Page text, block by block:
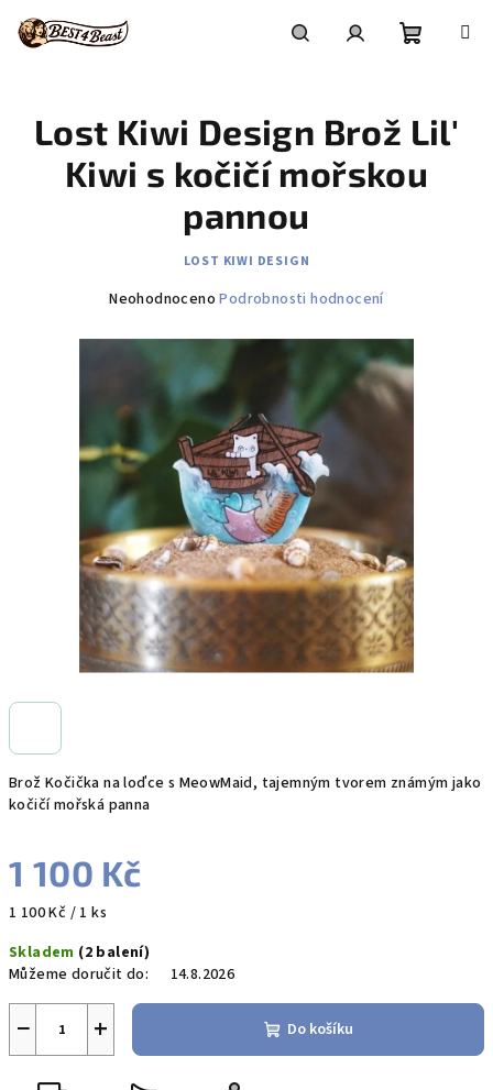
obsah
košík
Brož Kočička na loďce s MeowMaid, tajemným tvorem známým jako
kočičí mořská panna
1 100 Kč
Měrná
1 100 Kč / 1 ks
Skladem (2 balení)
Můžeme doručit do:
14.8.2026
+
− Do košíku
Lost Kiwi Design Brož Lil'
Kiwi s kočičí mořskou
pannou
LOST KIWI DESIGN
Průměrné
produktu
hvězdiček.
Neohodnoceno Podrobnosti hodnocení